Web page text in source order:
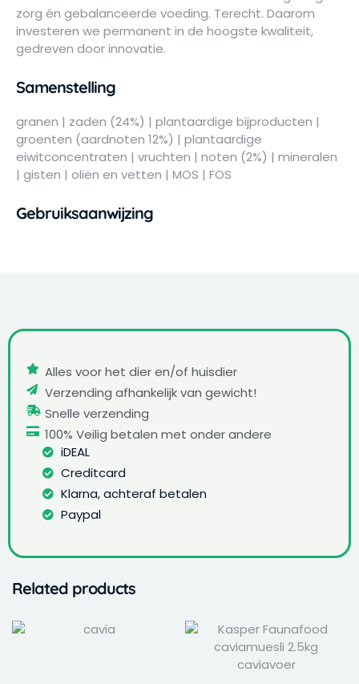
zorg én gebalanceerde voeding. Terecht. Daarom
investeren we permanent in de hoogste kwaliteit,
gedreven door innovatie.
Samenstelling
granen | zaden (24%) | plantaardige bijproducten |
groenten (aardnoten 12%) | plantaardige
eiwitconcentraten | vruchten | noten (2%) | mineralen
| gisten | oliën en vetten | MOS | FOS
Gebruiksaanwijzing
Alles voor het dier en/of huisdier
Verzending afhankelijk van gewicht!
Snelle verzending
100% Veilig betalen met onder andere
iDEAL
Creditcard
Klarna, achteraf betalen
Paypal
Related products
This